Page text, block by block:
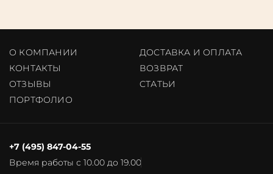
О КОМПАНИИ
ДОСТАВКА И ОПЛАТА
КОНТАКТЫ
ВОЗВРАТ
ОТЗЫВЫ
CТАТЬИ
ПОРТФОЛИО
Время работы с 10.00 до 19.00
+7 (495) 847-04-55